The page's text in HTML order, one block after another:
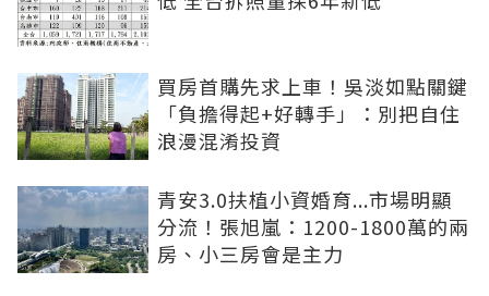
買房首購先求上車！吳淡如點關鍵
「負擔得起+好轉手」：別把自住
浪漫混淆投資
青安3.0扶植小資婚育...市場明顯
分流！張旭嵐：1200-1800萬的兩
房、小三房會是主力